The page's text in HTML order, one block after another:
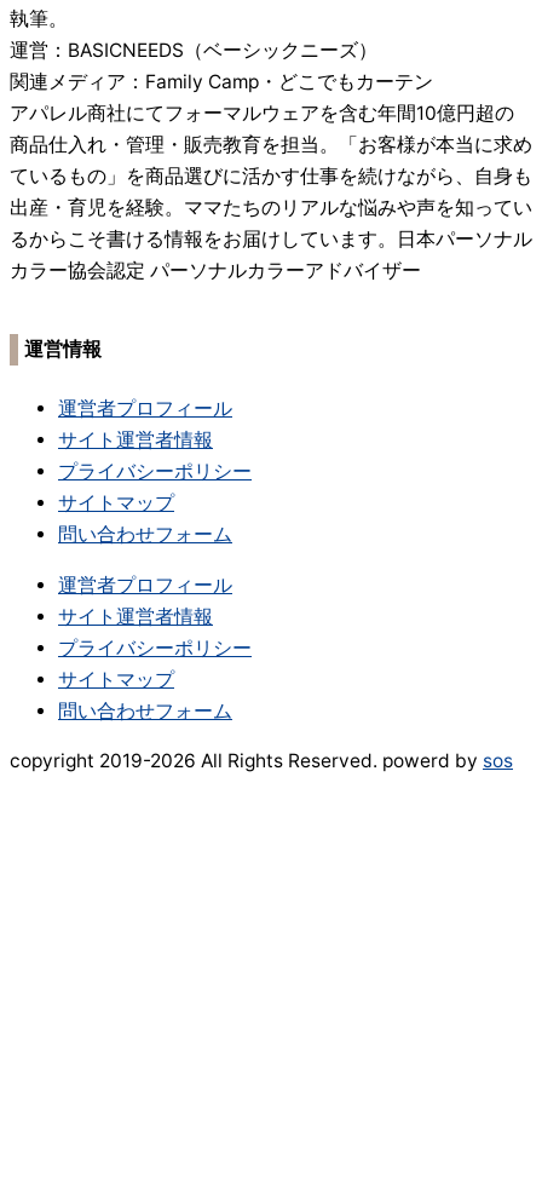
執筆。
運営：BASICNEEDS（ベーシックニーズ）
関連メディア：Family Camp・どこでもカーテン
アパレル商社にてフォーマルウェアを含む年間10億円超の
商品仕入れ・管理・販売教育を担当。「お客様が本当に求め
ているもの」を商品選びに活かす仕事を続けながら、自身も
出産・育児を経験。ママたちのリアルな悩みや声を知ってい
るからこそ書ける情報をお届けしています。日本パーソナル
カラー協会認定 パーソナルカラーアドバイザー
運営情報
運営者プロフィール
サイト運営者情報
プライバシーポリシー
サイトマップ
問い合わせフォーム
運営者プロフィール
サイト運営者情報
プライバシーポリシー
サイトマップ
問い合わせフォーム
copyright 2019-2026 All Rights Reserved. powerd by sos